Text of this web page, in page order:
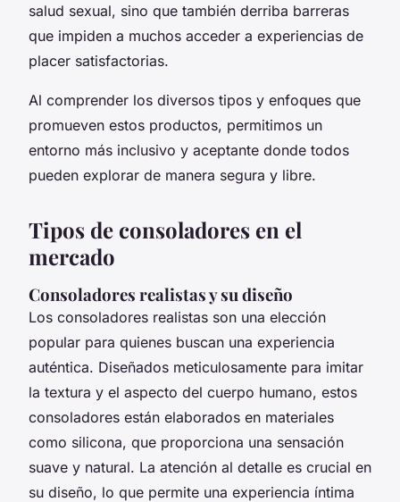
salud sexual, sino que también derriba barreras
que impiden a muchos acceder a experiencias de
placer satisfactorias.
Al comprender los diversos tipos y enfoques que
promueven estos productos, permitimos un
entorno más inclusivo y aceptante donde todos
pueden explorar de manera segura y libre.
Tipos de consoladores en el
mercado
Consoladores realistas y su diseño
Los consoladores realistas son una elección
popular para quienes buscan una experiencia
auténtica. Diseñados meticulosamente para imitar
la textura y el aspecto del cuerpo humano, estos
consoladores están elaborados en materiales
como silicona, que proporciona una sensación
suave y natural. La atención al detalle es crucial en
su diseño, lo que permite una experiencia íntima